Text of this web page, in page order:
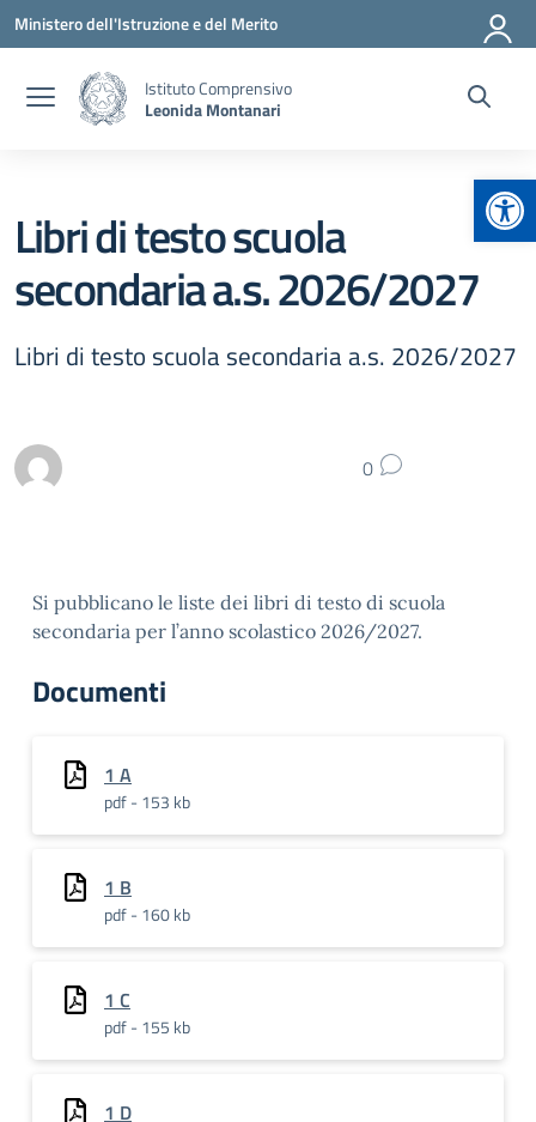
Vai ai contenuti
Vai al menu di navigazione
Vai al footer
Ministero dell'Istruzione e del Merito
Istituto Comprensivo
Leonida Montanari
Libri di testo scuola
secondaria a.s. 2026/2027
Libri di testo scuola secondaria a.s. 2026/2027
0
Si pubblicano le liste dei libri di testo di scuola
secondaria per l’anno scolastico 2026/2027.
Documenti
1 A
pdf - 153 kb
1 B
pdf - 160 kb
1 C
pdf - 155 kb
1 D